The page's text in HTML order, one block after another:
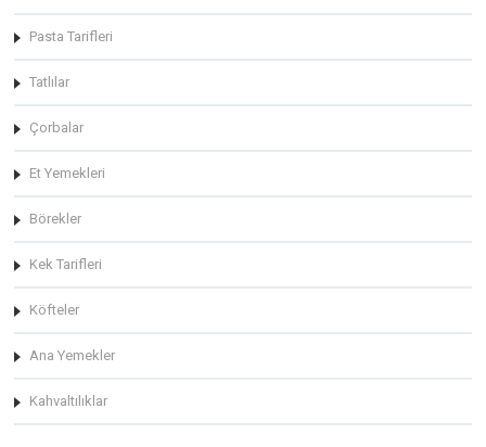
Pasta Tarifleri
Tatlılar
Çorbalar
Et Yemekleri
Börekler
Kek Tarifleri
Köfteler
Ana Yemekler
Kahvaltılıklar